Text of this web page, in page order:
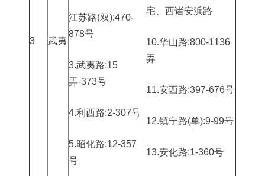
3 武夷
江苏路(双):470-
878号
3.武夷路:15
弄-373号
4.利西路:2-307号
5.昭化路:12-357
号
宅、西诸安浜路
10.华山路:800-1136
弄
11.安西路:397-676号
12.镇宁路(单):9-99号
13.安化路:1-360号